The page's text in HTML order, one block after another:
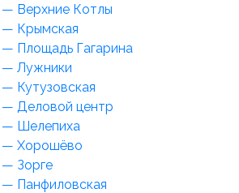
— Верхние Котлы
— Крымская
— Площадь Гагарина
— Лужники
Кутузовская
— Деловой центр
— Шелепиха
— Хорошёво
— Зорге
— Панфиловская